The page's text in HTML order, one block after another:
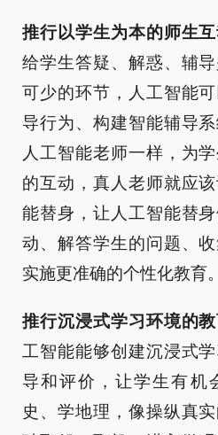
推行以学生为本的师生
给学生答疑、解惑、辅
可少的环节，人工智能
导行为、构建智能辅导
人工智能老师一样，为
的互动，真人老师就应
能替身，让人工智能替
动、解答学生的问题、
实施更准确的个性化教育。
推行沉浸式学习环境的
工智能能够创建沉浸式
导和评价，让学生有机
史、学地理，像操纵真